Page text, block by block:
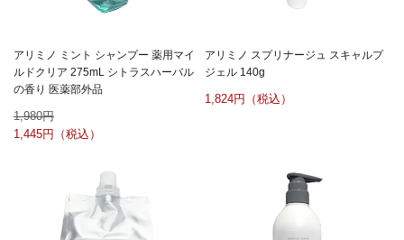
アリミノ ミント シャンプー 薬用マイ
ルドクリア 275mL シトラスハーバル
の香り 医薬部外品
1,980
1,445
アリミノ スプリナージュ スキャルプ
ジェル 140g
1,824